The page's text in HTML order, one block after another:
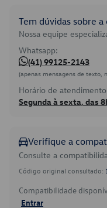
Tem dúvidas sobre
Nossa equipe
Whatsapp:
(41) 99125-2143
(apenas mensagens de texto,
Horário de
Segunda à sexta, das
Verifique a
Consulte a
Código original consultado:
Compatibilidade
Entrar